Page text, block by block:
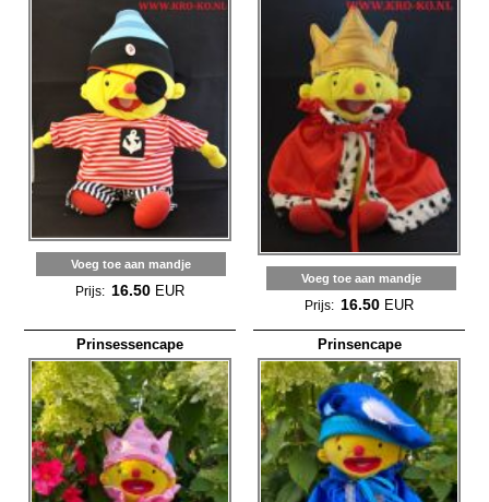
Voeg toe aan mandje
Prijs: 16.50 EUR
Voeg toe aan mandje
Prijs: 16.50 EUR
Prinsessencape Prinsencape